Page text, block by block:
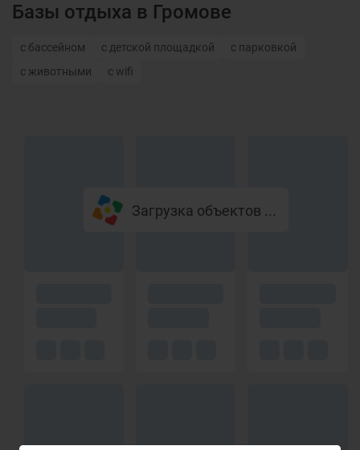
Базы отдыха в Громове
с бассейном с детской площадкой
с парковкой
с животными
с wifi
Загрузка объектов ...